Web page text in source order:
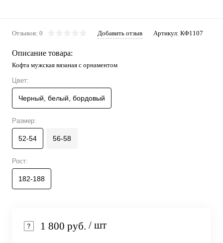
Отзывов: 0 Добавить отзыв Артикул: КФ1107
Описание товара:
Кофта мужская вязаная с орнаментом
Цвет:
Черный, белый, бордовый
Размер:
52-54 56-58
Рост:
182-188
1 800 руб. / шт